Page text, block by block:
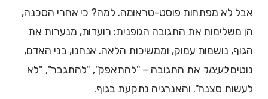
אבל לא מפתחות פוסט-טראומה. למה? כי אחרי הסכנה,
הן משלימות את התגובה הגופנית: רועדות, מנערות את
הגוף, נושמות עמוק, וממשיכות הלאה. אנחנו, בני האדם,
נוטיםלעצור את התגובה – "להתאפק", "להתגבר", "לא
לעשות סצנה". והאנרגיה נתקעת בגוף.